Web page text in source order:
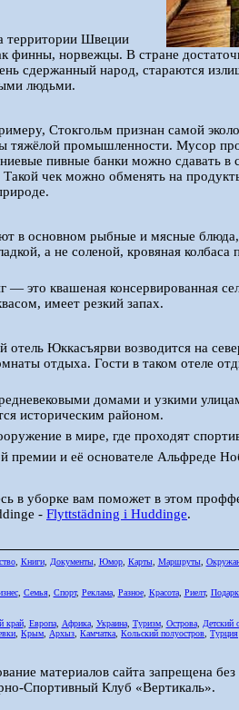
территории Швеции
финны, норвежцы. В стране
сдержанный народ, стараются
людьми.
Стокгольм признан самой
тяжёлой промышленности. Мусор
пивные банки можно сдавать в
чек можно обменять на
в основном рыбные и мясные
а не соленой, кровяная
это квашеная консервированная
имеет резкий запах.
Юккасъярви возводится на
отдыха. Гости в таком отеле
домами и узкими
историческим районом.
в мире, где проходят
премии и её основателе Альфреде
в уборке вам поможет в этом
- Flyttstädning i Huddinge.
, Книги, Документы, Юмор, Карты, Маршруты,
, Семья, Спорт, Реклама, Разное, Красота, Риелт,
край, Европа, Африка, Украина, Туризм, Острова, Детский
Крым Архыз Камчатка Кольский полуостров Турция
материалов сайта запрещена
Спортивный Клуб «Вертикаль».